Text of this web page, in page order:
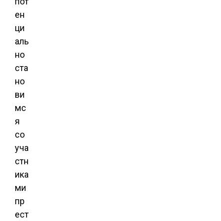
ен
ци
аль
но
ста
но
ви
мс
я
со
уча
стн
ика
ми
пр
ест